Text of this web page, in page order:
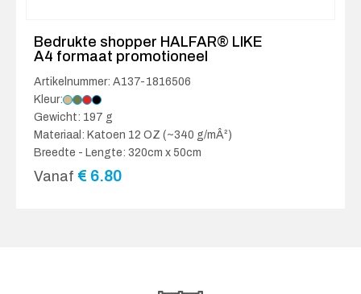
Bedrukte shopper HALFAR® LIKE
A4 formaat promotioneel
Artikelnummer: A137-1816506
Kleur:
Gewicht: 197 g
Materiaal: Katoen 12 OZ (~340 g/mÂ²)
Breedte - Lengte: 320cm x 50cm
Vanaf € 6.80